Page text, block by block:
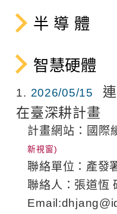
半 導 體
智慧硬體
1 2026/05/15
在臺深耕計畫
計畫網站： 國際
聯絡單位：產發
聯絡人：張道恆
Email: